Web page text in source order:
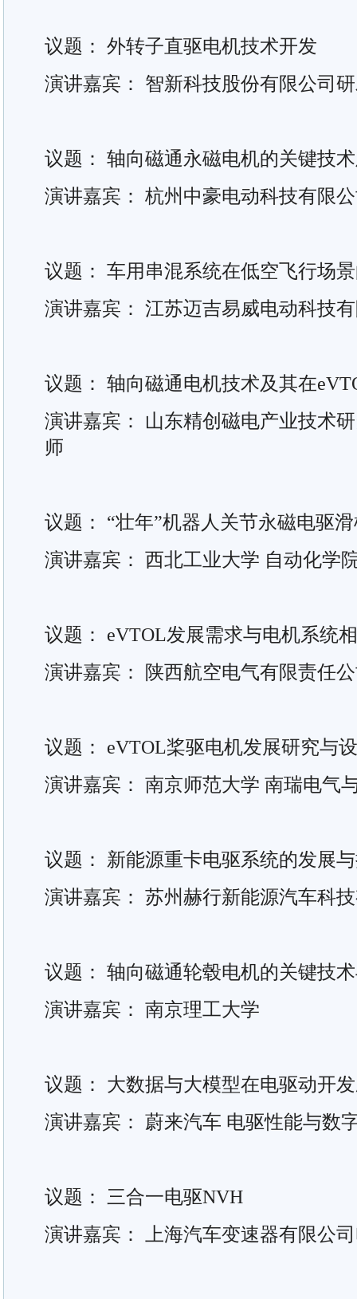
议题： 外转子直驱电机技术开发
演讲嘉宾： 智新科技股份有限公司
议题： 轴向磁通永磁电机的关键技
演讲嘉宾： 杭州中豪电动科技有限
议题： 车用串混系统在低空飞行场
演讲嘉宾： 江苏迈吉易威电动科技
议题： 轴向磁通电机技术及其在
演讲嘉宾： 山东精创磁电产业技术
师
议题： “壮年”机器人关节永磁电驱
演讲嘉宾： 西北工业大学 自动化学
议题： eVTOL发展需求与电机系统
演讲嘉宾： 陕西航空电气有限责任
议题： eVTOL桨驱电机发展研究与
演讲嘉宾： 南京师范大学 南瑞电气
议题： 新能源重卡电驱系统的发展
演讲嘉宾： 苏州赫行新能源汽车科
议题： 轴向磁通轮毂电机的关键技
演讲嘉宾： 南京理工大学
议题： 大数据与大模型在电驱动开
演讲嘉宾： 蔚来汽车 电驱性能与数
议题： 三合一电驱NVH
演讲嘉宾： 上海汽车变速器有限公